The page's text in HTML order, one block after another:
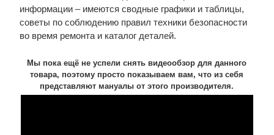
информации – имеются сводные графики и таблицы,
советы по соблюдению правил техники безопасности
во время ремонта и каталог деталей.
Мы пока ещё не успели снять видеообзор для данного
товара, поэтому просто показываем вам, что из себя
представляют мануалы от этого производителя.